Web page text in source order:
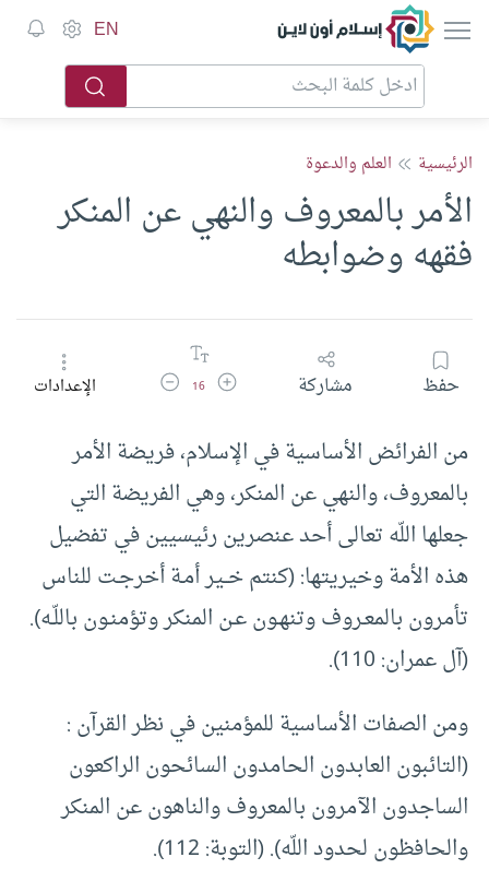
إسلام أون لاين EN
الرئيسية العلم والدعوة
الأمر بالمعروف والنهي عن المنكر
فقهه وضوابطه
حفظ مشاركة زيادة حجم الخط
16 تقليل حجم الخطالإعدادات
من الفرائض الأساسية في الإسلام، فريضة الأمر
بالمعروف، والنهي عن المنكر، وهي الفريضة التي
جعلها اللّه تعالى أحد عنصرين رئيسيين في تفضيل
هذه الأمة وخيريتها: (كنتم خــير أمـة أخرجـت للناس
تأمرون بالمعـروف وتنهـون عـن المنكر وتؤمنـون باللّـه).
(آل عمران: 110).
ومن الصفات الأساسية للمؤمنين في نظر القرآن :
(التائبون العابدون الحامدون السائحون الراكعون
الساجدون الآمرون بالمعروف والناهون عن المنكر
والحافظون لحدود اللّه). (التوبة: 112).